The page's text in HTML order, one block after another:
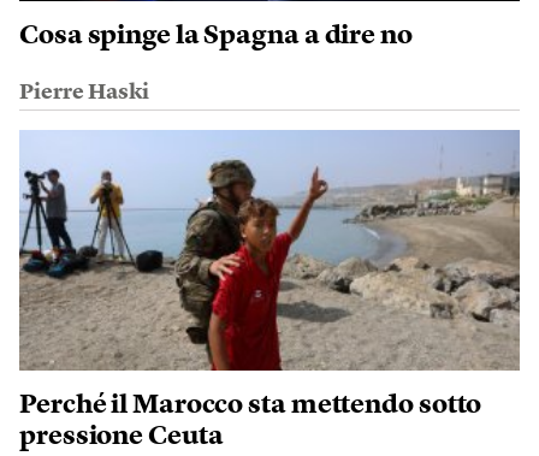
Cosa spinge la Spagna a dire no
Pierre Haski
Perché il Marocco sta mettendo sotto
pressione Ceuta